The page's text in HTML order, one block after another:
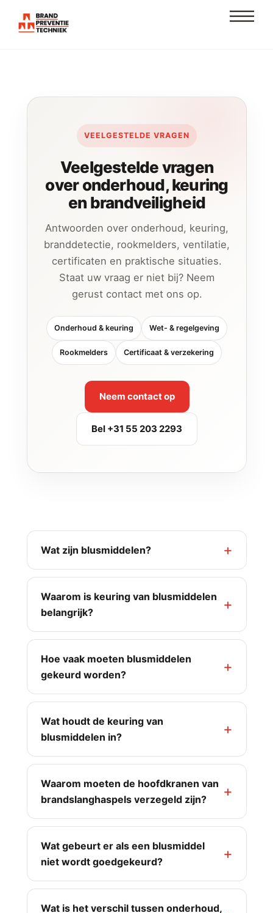
VEELGESTELDE VRAGEN
Veelgestelde vragen
over onderhoud, keuring
en brandveiligheid
Antwoorden over onderhoud, keuring,
branddetectie, rookmelders, ventilatie,
certificaten en praktische situaties.
Staat uw vraag er niet bij? Neem
gerust contact met ons op.
Onderhoud & keuring Wet- & regelgeving
Rookmelders Certificaat & verzekering
Neem contact op
Bel +31 55 203 2293
Wat zijn blusmiddelen?
Waarom is keuring van blusmiddelen
belangrijk?
Hoe vaak moeten blusmiddelen
gekeurd worden?
Wat houdt de keuring van
blusmiddelen in?
Waarom moeten de hoofdkranen van
brandslanghaspels verzegeld zijn?
Wat gebeurt er als een blusmiddel
niet wordt goedgekeurd?
Wat is het verschil tussen onderhoud,